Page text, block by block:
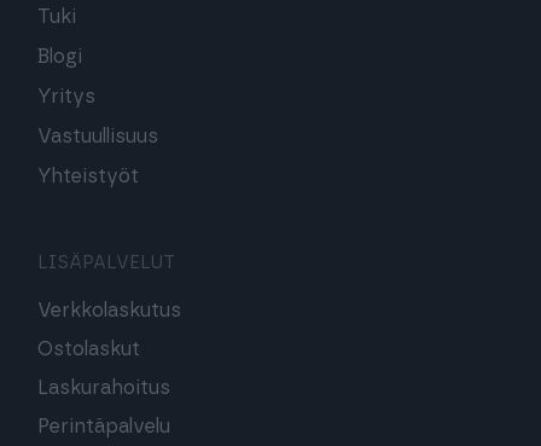
Tuki
Blogi
Yritys
Vastuullisuus
Yhteistyöt
LISÄPALVELUT
Verkkolaskutus
Ostolaskut
Laskurahoitus
Perintäpalvelu